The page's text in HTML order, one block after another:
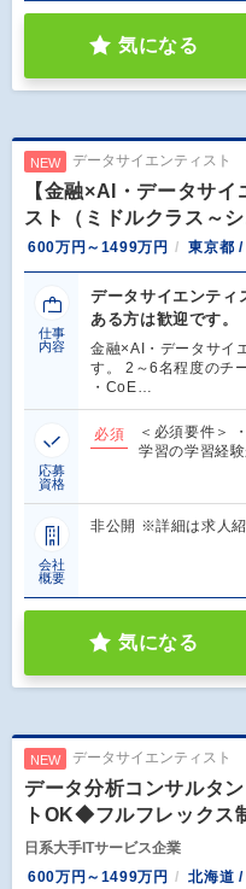
気になる
NEW データサイエンティスト
【金融×AI・データサ
スト（ミドルクラス～シ
600万円～1499万円 東京都
仕事
内容
データサイエンティ
ある方は歓迎です。
金融×AI・データサイ
す。 2～6名程度のチ
・CoE…
応募
資格
必須
＜必須要件＞
学習の学習経
会社
概要
非公開 ※詳細は求人紹
気になる
NEW データサイエンティスト
データ分析コンサルタ
トOK◆フルフレックス
日系大手ITサービス企業
600万円～1499万円
北海道